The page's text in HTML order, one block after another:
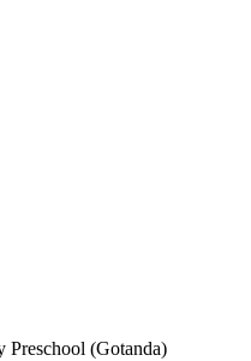
Preschool (Gotanda)